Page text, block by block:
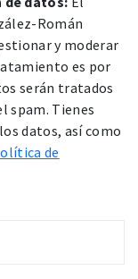
Román
y moderar
es por
serán tratados
spam. Tienes
datos, así como
de